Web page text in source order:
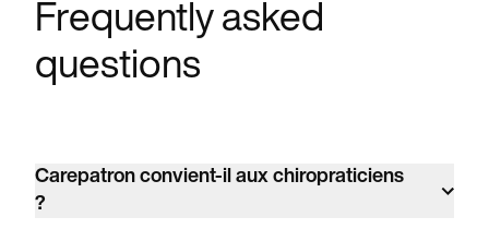
Frequently asked
questions
Carepatron convient-il aux chiropraticiens
?